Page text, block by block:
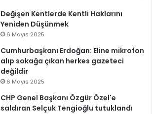
Değişen Kentlerde Kentli Haklarını
Yeniden Düşünmek
6 Mayıs 2025
Cumhurbaşkanı Erdoğan: Eline mikrofon
alıp sokağa çıkan herkes gazeteci
değildir
6 Mayıs 2025
CHP Genel Başkanı Özgür Özel'e
saldıran Selçuk Tengioğlu tutuklandı